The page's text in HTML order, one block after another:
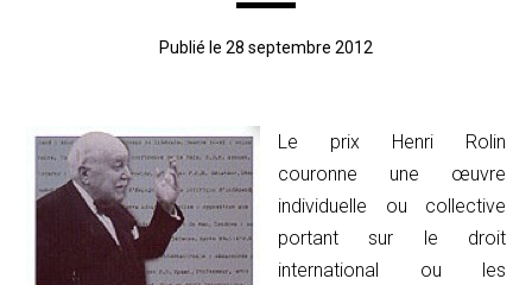
Publié le 28 septembre 2012
Le prix Henri Rolin
couronne une œuvre
individuelle ou collective
portant sur le droit
international ou les